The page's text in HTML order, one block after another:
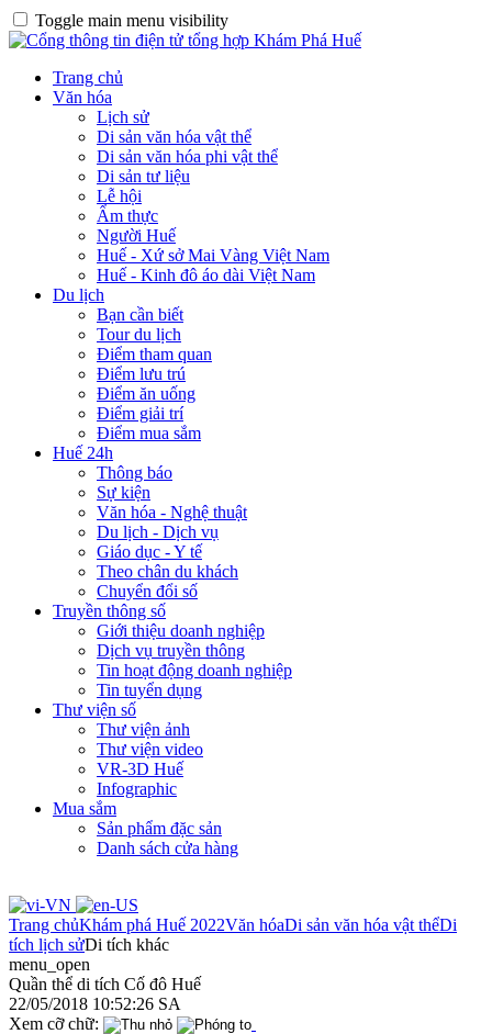
Toggle main menu visibility
Trang chủ
Văn hóa
Lịch sử
Di sản văn hóa vật thể
Di sản văn hóa phi vật thể
Di sản tư liệu
Lễ hội
Ẩm thực
Người Huế
Huế - Xứ sở Mai Vàng Việt Nam
Huế - Kinh đô áo dài Việt Nam
Du lịch
Bạn cần biết
Tour du lịch
Điểm tham quan
Điểm lưu trú
Điểm ăn uống
Điểm giải trí
Điểm mua sắm
Huế 24h
Thông báo
Sự kiện
Văn hóa - Nghệ thuật
Du lịch - Dịch vụ
Giáo dục - Y tế
Theo chân du khách
Chuyển đổi số
Truyền thông số
Giới thiệu doanh nghiệp
Dịch vụ truyền thông
Tin hoạt động doanh nghiệp
Tin tuyển dụng
Thư viện số
Thư viện ảnh
Thư viện video
VR-3D Huế
Infographic
Mua sắm
Sản phẩm đặc sản
Danh sách cửa hàng
Trang chủKhám phá Huế 2022Văn hóaDi sản văn hóa vật thểDi
tích lịch sửDi tích khác
menu_open
Quần thể di tích Cố đô Huế
22/05/2018 10:52:26 SA
Xem cỡ chữ: